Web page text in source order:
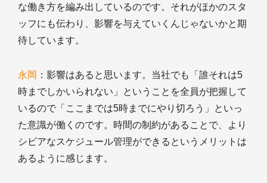
な働き方を編み出しているのです。それがほかのスタ
ッフにも伝わり、影響を与えていくんじゃないかと期
待しています。
永岡 ：影響はあると思います。当社でも「誰それは5
時までしかいられない」ということを全員が把握して
いるので「ここまでは5時までにやり切ろう」といっ
た意識が働くのです。時間の制約があることで、より
シビアなスケジュール管理ができるというメリットは
あるように感じます。